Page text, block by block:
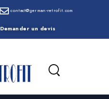
contact@german-retrofit.com
Demander un devis